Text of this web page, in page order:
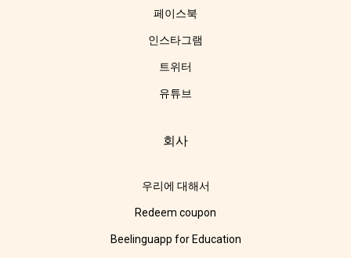
페이스북
인스타그램
트위터
유튜브
회사
우리에 대해서
Redeem coupon
Beelinguapp for Education